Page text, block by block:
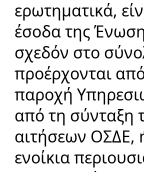
ερωτηματικά,
έσοδα της
σχεδόν στο
προέρχονται
παροχή
από τη σύνταξη
αιτήσεων ΟΣΔΕ,
ενοίκια